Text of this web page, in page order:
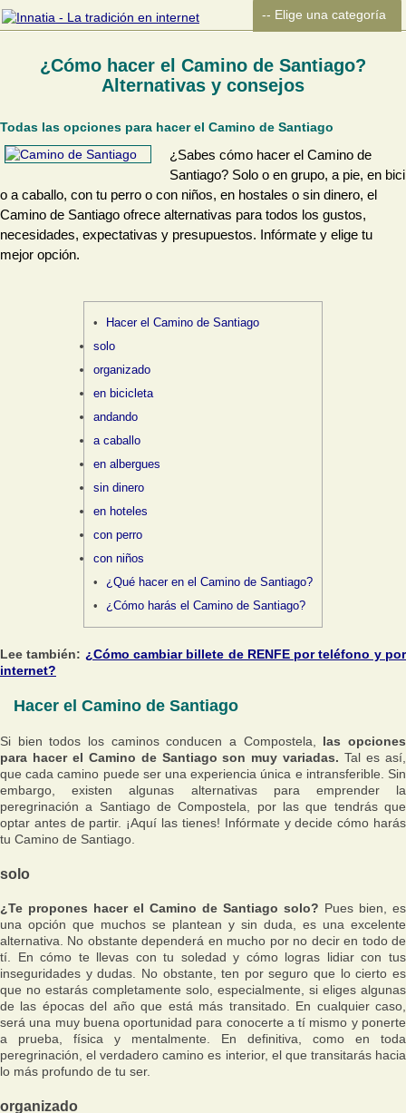
¿Cómo hacer el Camino de Santiago?
Alternativas y consejos
Todas las opciones para hacer el Camino de Santiago
¿Sabes cómo hacer el Camino de
Santiago? Solo o en grupo, a pie, en bici
o a caballo, con tu perro o con niños, en hostales o sin dinero, el
Camino de Santiago ofrece alternativas para todos los gustos,
necesidades, expectativas y presupuestos. Infórmate y elige tu
mejor opción.
Hacer el Camino de Santiago
solo
organizado
en bicicleta
andando
a caballo
en albergues
sin dinero
en hoteles
con perro
con niños
¿Qué hacer en el Camino de Santiago?
¿Cómo harás el Camino de Santiago?
Lee también: ¿Cómo cambiar billete de RENFE por teléfono y por
internet?
Hacer el Camino de Santiago
Si bien todos los caminos conducen a Compostela,
las opciones
para hacer el Camino de Santiago son muy variadas. Tal es así,
que cada camino puede ser una experiencia única e intransferible. Sin
embargo, existen algunas alternativas para emprender la
peregrinación a Santiago de Compostela, por las que tendrás que
optar antes de partir. ¡Aquí las tienes! Infórmate y decide cómo harás
tu Camino de Santiago.
solo
¿Te propones hacer el Camino de Santiago solo? Pues bien, es
una opción que muchos se plantean y sin duda, es una excelente
alternativa. No obstante dependerá en mucho por no decir en todo de
tí. En cómo te llevas con tu soledad y cómo logras lidiar con tus
inseguridades y dudas. No obstante, ten por seguro que lo cierto es
que no estarás completamente solo, especialmente, si eliges algunas
de las épocas del año que está más transitado. En cualquier caso,
será una muy buena oportunidad para conocerte a tí mismo y ponerte
a prueba, física y mentalmente. En definitiva, como en toda
peregrinación, el verdadero camino es interior, el que transitarás hacia
lo más profundo de tu ser.
organizado